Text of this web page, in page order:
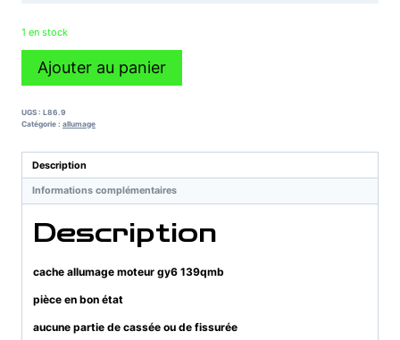
1 en stock
quantité
allumage
moteur
139qmb
Ajouter au panier
UGS : L86.9
Catégorie : allumage
Description
Informations complémentaires
Description
cache allumage moteur gy6 139qmb
pièce en bon état
aucune partie de cassée ou de fissurée